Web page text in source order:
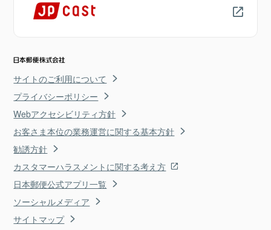
サイトのご利用について
プライバシーポリシー
Webアクセシビリティ方針
お客さま本位の業務運営に関する基本方針
勧誘方針
カスタマーハラスメントに関する考え方
日本郵便公式アプリ一覧
ソーシャルメディア
サイトマップ